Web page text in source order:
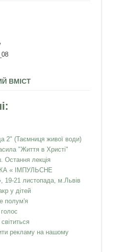
ВМІСТ
2" (Таємниця живої води)
"Життя в Христі"
Остання лекція
« ІМПУЛЬСНЕ
21 листопада, м.Львів
у дітей
полум'я
рекламу на нашому